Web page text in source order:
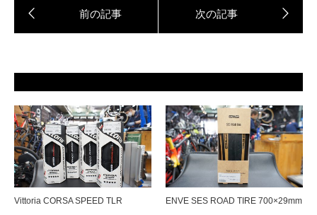
Vittoria CORSA SPEED TLR ENVE SES ROAD TIRE 700×29mm